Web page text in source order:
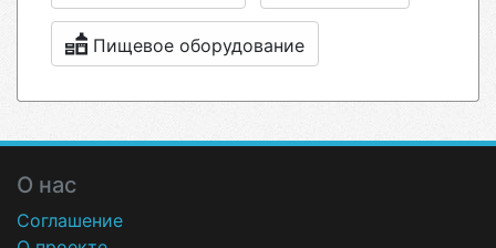
Пищевое оборудование
О нас
Соглашение